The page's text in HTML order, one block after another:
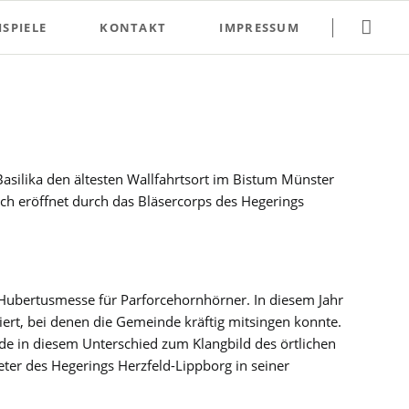
überspringen
KONTAKT IMPRESSUM
den ältesten Wallfahrtsort im Bistum Münster
eröffnet durch das Bläsercorps des Hegerings
für Parforcehornhörner. In diesem Jahr
bei denen die Gemeinde kräftig mitsingen konnte.
in diesem Unterschied zum Klangbild des örtlichen
des Hegerings Herzfeld-Lippborg in seiner